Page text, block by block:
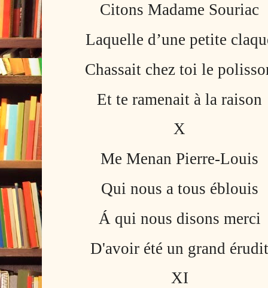
Citons Madame Souriac
Laquelle d’une petite
Chassait chez toi le
Et te ramenait à la raison
X
Me Menan Pierre-Louis
Qui nous a tous éblouis
Á qui nous disons merci
D'avoir été un grand
XI